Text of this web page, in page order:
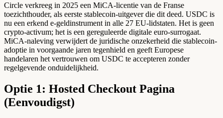
Circle verkreeg in 2025 een MiCA-licentie van de Franse
toezichthouder, als eerste stablecoin-uitgever die dit deed. USDC is
nu een erkend e-geldinstrument in alle 27 EU-lidstaten. Het is geen
crypto-activum; het is een gereguleerde digitale euro-surrogaat.
MiCA-naleving verwijdert de juridische onzekerheid die stablecoin-
adoptie in voorgaande jaren tegenhield en geeft Europese
handelaren het vertrouwen om USDC te accepteren zonder
regelgevende onduidelijkheid.
Optie 1: Hosted Checkout Pagina
(Eenvoudigst)